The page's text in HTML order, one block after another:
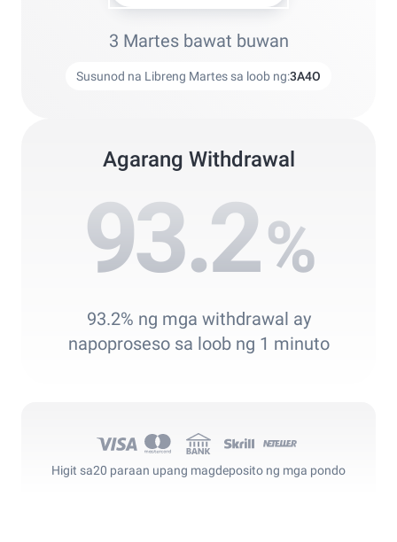
3 Martes bawat buwan
Susunod na Libreng Martes sa loob ng:3A4O
Agarang Withdrawal
93.2%
93.2% ng mga withdrawal ay
napoproseso sa loob ng 1 minuto
Higit sa20 paraan upang magdeposito ng mga pondo